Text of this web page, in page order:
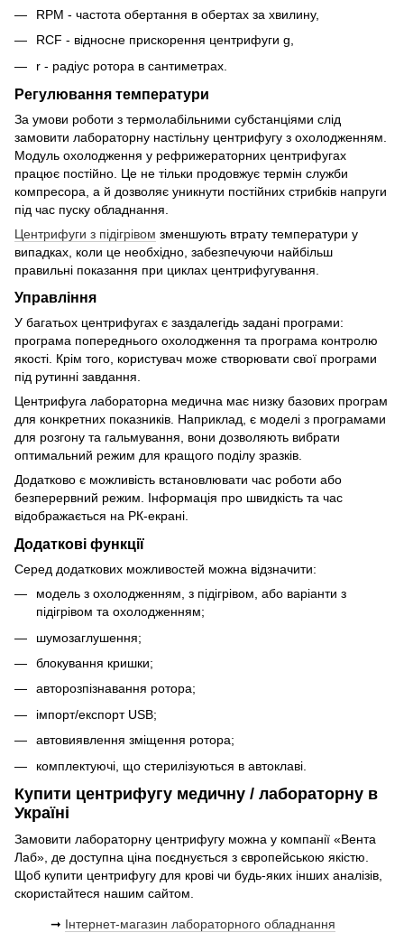
RPM - частота обертання в обертах за хвилину,
RCF - відносне прискорення центрифуги g,
r - радіус ротора в сантиметрах.
Регулювання температури
За умови роботи з термолабільними субстанціями слід
замовити лабораторну настільну центрифугу з охолодженням.
Модуль охолодження у рефрижераторних центрифугах
працює постійно. Це не тільки продовжує термін служби
компресора, а й дозволяє уникнути постійних стрибків напруги
під час пуску обладнання.
Центрифуги з підігрівом зменшують втрату температури у
випадках, коли це необхідно, забезпечуючи найбільш
правильні показання при циклах центрифугування.
Управління
У багатьох центрифугах є заздалегідь задані програми:
програма попереднього охолодження та програма контролю
якості. Крім того, користувач може створювати свої програми
під рутинні завдання.
Центрифуга лабораторна медична має низку базових програм
для конкретних показників. Наприклад, є моделі з програмами
для розгону та гальмування, вони дозволяють вибрати
оптимальний режим для кращого поділу зразків.
Додатково є можливість встановлювати час роботи або
безперервний режим. Інформація про швидкість та час
відображається на РК-екрані.
Додаткові функції
Серед додаткових можливостей можна відзначити:
модель з охолодженням, з підігрівом, або варіанти з
підігрівом та охолодженням;
шумозаглушення;
блокування кришки;
авторозпізнавання ротора;
імпорт/експорт USB;
автовиявлення зміщення ротора;
комплектуючі, що стерилізуються в автоклаві.
Купити центрифугу медичну / лабораторну в
Україні
Замовити лабораторну центрифугу можна у компанії «Вента
Лаб», де доступна ціна поєднується з європейською якістю.
Щоб купити центрифугу для крові чи будь-яких інших аналізів,
скористайтеся нашим сайтом.
➞ Інтернет-магазин лабораторного обладнання